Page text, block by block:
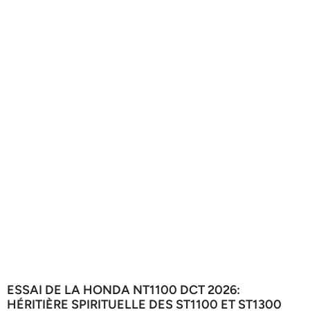
ESSAI DE LA HONDA NT1100 DCT 2026:
HÉRITIÈRE SPIRITUELLE DES ST1100 ET ST1300